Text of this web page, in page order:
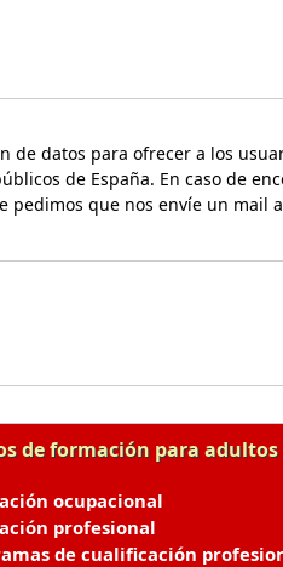
de datos para ofrecer a los
de España. En caso de
pedimos que nos envíe un mail a
de formación para adultos
ocupacional
profesional
de cualificación